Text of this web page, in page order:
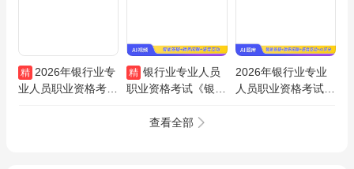
精 2026年银行业专
业人员职业资格考试
精 银行业专业人员
职业资格考试《银行
精讲班
2026年银行业专业
人员职业资格考试
查看全部